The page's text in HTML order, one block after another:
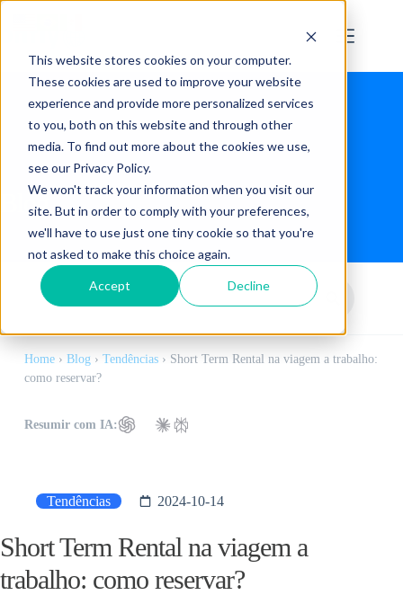
This website stores cookies on your computer.
These cookies are used to improve your website
experience and provide more personalized services
to you, both on this website and through other
media. To find out more about the cookies we use,
see our Privacy Policy.
We won't track your information when you visit our
site. But in order to comply with your preferences,
we'll have to use just one tiny cookie so that you're
not asked to make this choice again.
Accept Decline
Blog
Home› Blog› Tendências› Short Term Rental na viagem a trabalho:
como reservar?
Resumir com IA:
Tendências 2024-10-14
Short Term Rental na viagem a
trabalho: como reservar?